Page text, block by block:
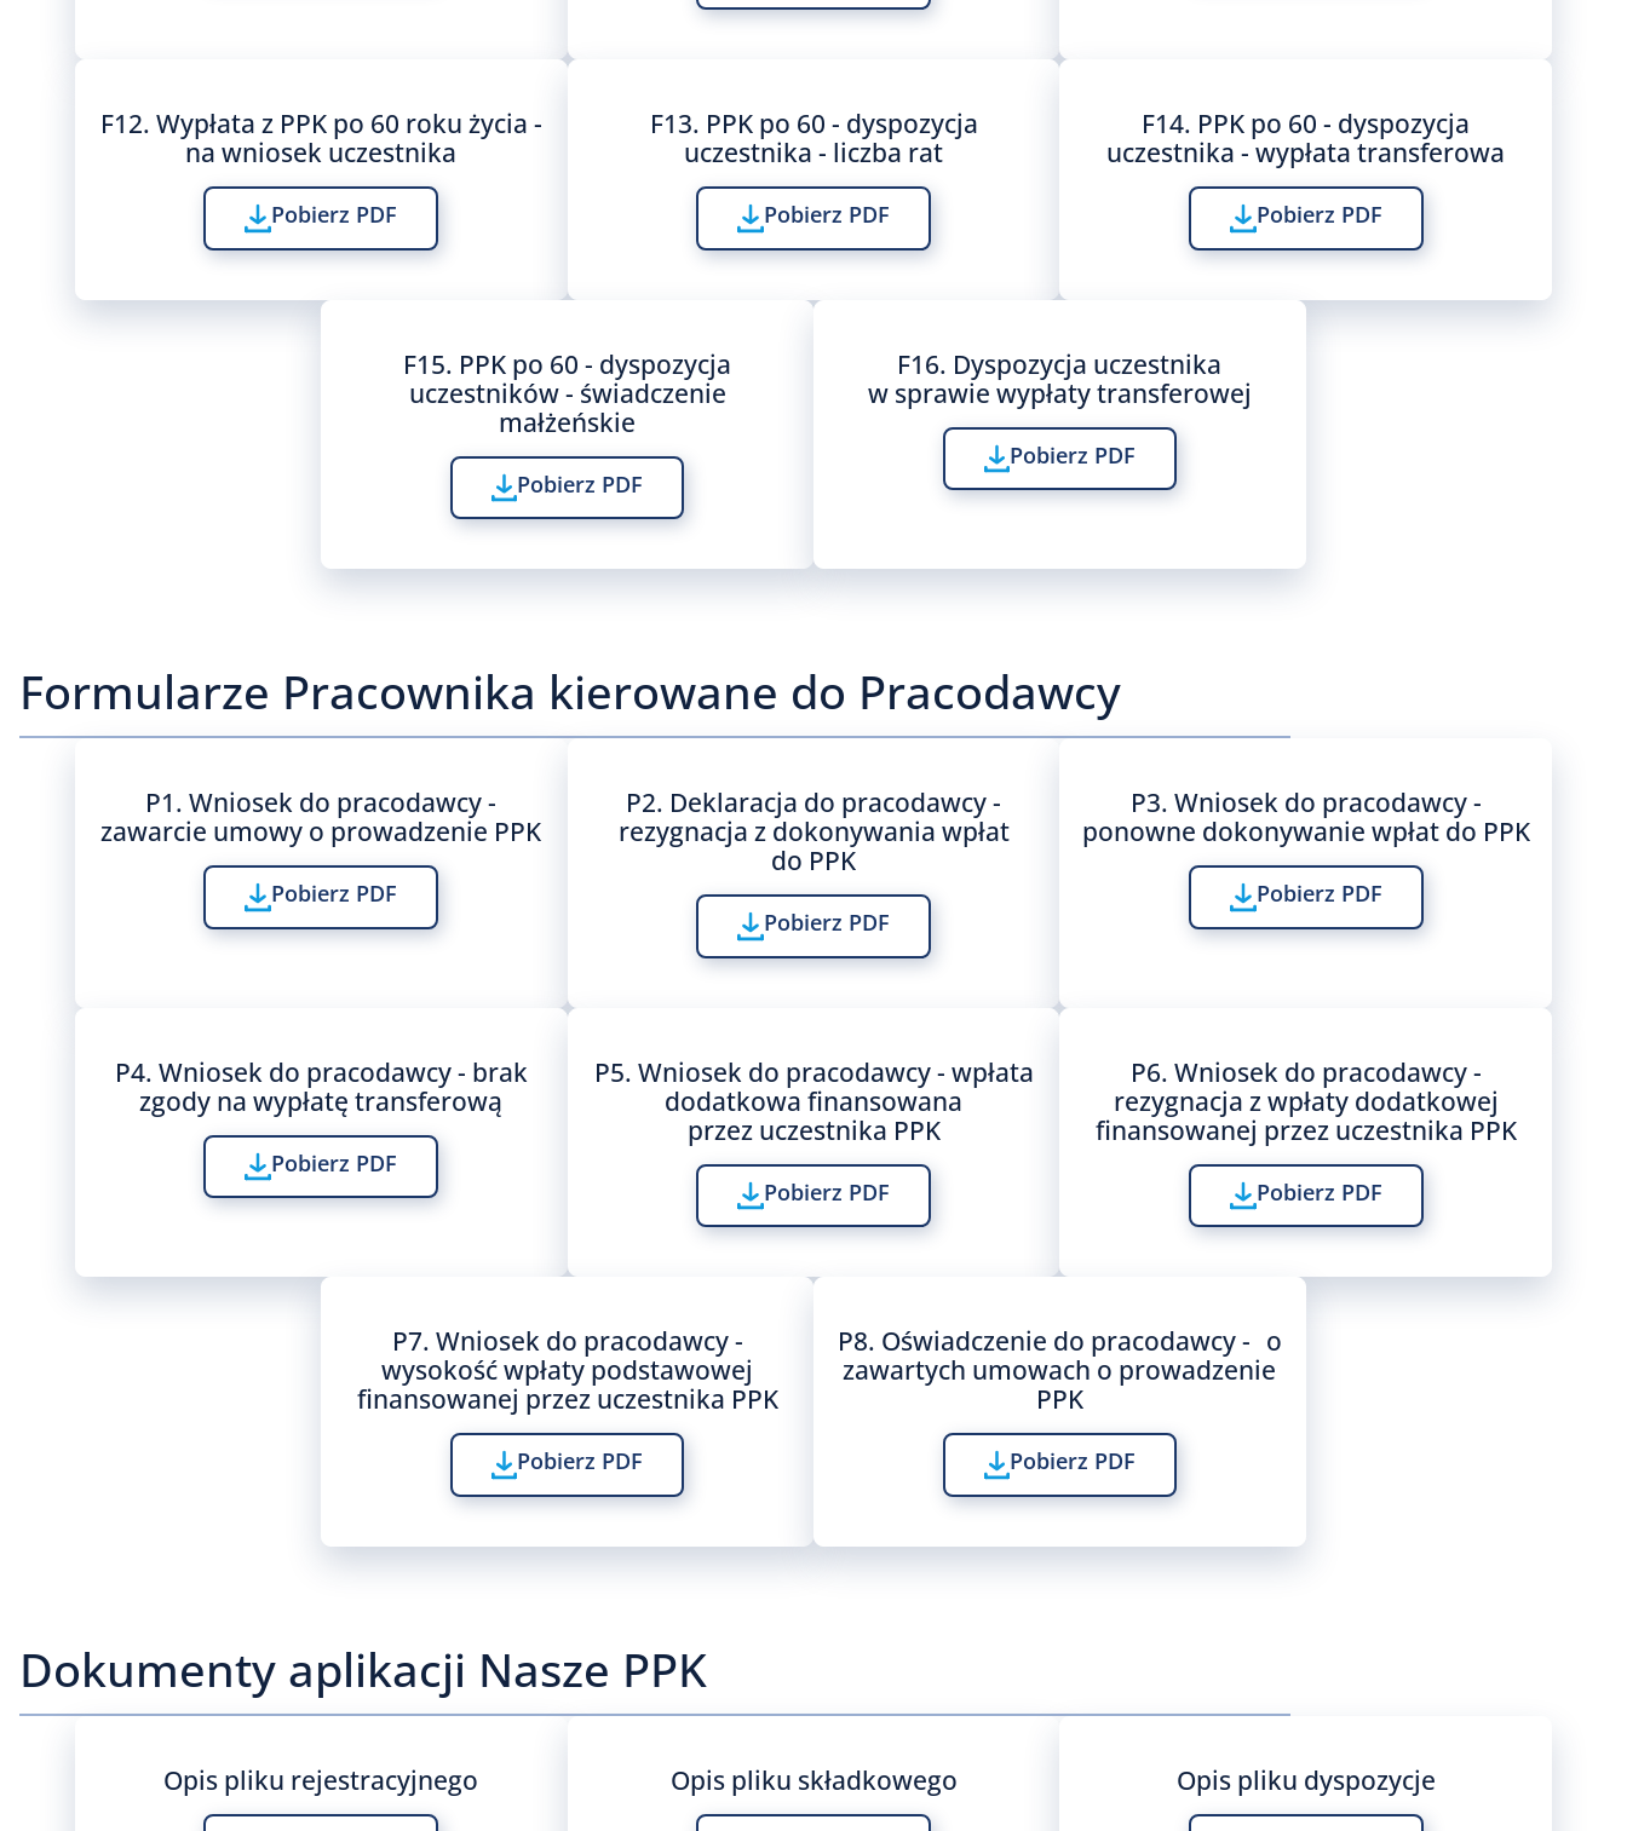
F12. Wypłata z PPK po 60 roku życia -
na wniosek uczestnika
Pobierz PDF
F13. PPK po 60 - dyspozycja
uczestnika - liczba rat
Pobierz PDF
F14. PPK po 60 - dyspozycja
uczestnika - wypłata transferowa
Pobierz PDF
F15. PPK po 60 - dyspozycja
uczestników - świadczenie
małżeńskie
Pobierz PDF
F16. Dyspozycja uczestnika
w sprawie wypłaty transferowej
Pobierz PDF
Formularze Pracownika kierowane do Pracodawcy
P1. Wniosek do pracodawcy -
zawarcie umowy o prowadzenie PPK
Pobierz PDF
P2. Deklaracja do pracodawcy -
rezygnacja z dokonywania wpłat
do PPK
Pobierz PDF
P3. Wniosek do pracodawcy -
ponowne dokonywanie wpłat do PPK
Pobierz PDF
P4. Wniosek do pracodawcy - brak
zgody na wypłatę transferową
Pobierz PDF
P5. Wniosek do pracodawcy - wpłata
dodatkowa finansowana
przez uczestnika PPK
Pobierz PDF
P6. Wniosek do pracodawcy -
rezygnacja z wpłaty dodatkowej
finansowanej przez uczestnika PPK
Pobierz PDF
P7. Wniosek do pracodawcy -
wysokość wpłaty podstawowej
finansowanej przez uczestnika PPK
Pobierz PDF
P8. Oświadczenie do pracodawcy - o
zawartych umowach o prowadzenie
PPK
Pobierz PDF
Dokumenty aplikacji Nasze PPK
Opis pliku rejestracyjnego Opis pliku składkowego Opis pliku dyspozycje